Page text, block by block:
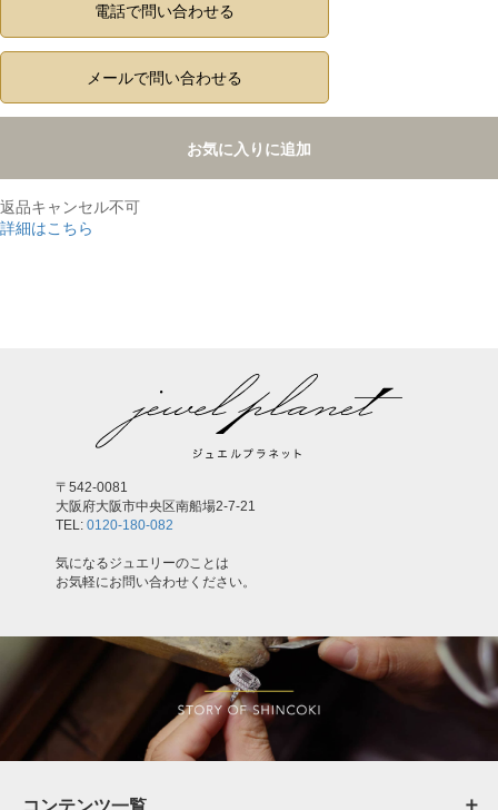
電話で問い合わせる
メールで問い合わせる
お気に入りに追加
返品キャンセル不可
詳細はこちら
〒542-0081
大阪府大阪市中央区南船場2-7-21
TEL: 0120-180-082
気になるジュエリーのことは
お気軽にお問い合わせください。